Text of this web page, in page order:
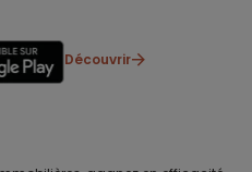
Découvrir